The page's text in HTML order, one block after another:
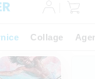
Collage